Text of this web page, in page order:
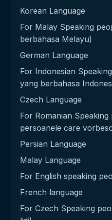
Korean Language
For Malay Speaking
berbahasa Melayu)
German Language
For Indonesian
yang berbahasa
Czech Language
For Romanian
persoanele care
Persian Language
Malay Language
For English speaking
French language
For Czech Speaking